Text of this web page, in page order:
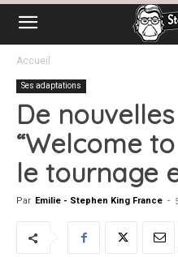
Accueil
Ses adaptations
De
“Welcome
le tournage
Par Emilie - Stephen King France -